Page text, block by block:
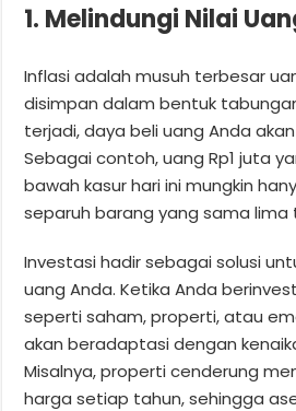
1. Melindungi Nilai
Inflasi adalah musuh terbesar
disimpan dalam bentuk
terjadi, daya beli uang Anda
Sebagai contoh, uang Rp1 juta
bawah kasur hari ini mungkin
separuh barang yang sama
Investasi hadir sebagai solusi
uang Anda. Ketika Anda
seperti saham, properti, atau
akan beradaptasi dengan
Misalnya, properti cenderung
harga setiap tahun, sehingga